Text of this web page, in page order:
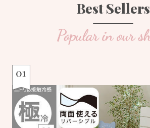
Best Sellers